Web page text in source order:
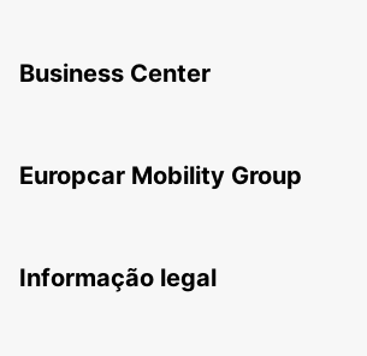
Business Center
Europcar Mobility Group
Informação legal